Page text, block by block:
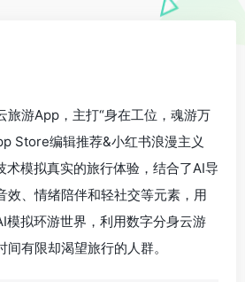
旅游App，主打“身在工位，魂游万
Store编辑推荐&小红书浪漫主义
术模拟真实的旅行体验，结合了AI导
效、情绪陪伴和轻社交等元素，用
模拟环游世界，利用数字分身云游
有限却渴望旅行的人群。